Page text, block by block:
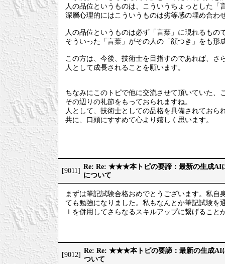
人の品位というものは、こういうちょっとした「
深層心理的にはこういうものは劣等感の埋め合わ
人の品位というものは必ず「言葉」に現れるもの
そういった「言葉」がその人の「顔つき」をも形
この方は、今後、技術士を目指すのであれば、
人として成長されることを願います。
ちなみにこのトピで他に交流させて頂いていた、
その辺りの礼節をもっておられますね。
人として、技術士としての品格を具備されておら
共に、口頭にすすめて心より嬉しく思います。
[9011]
Re: Re: ★★★本トピの要諦：最新の生成AI
について
まずは筆記試験合格おめでとうございます。私
ても勉強になりました。私もなんとか筆記試験を
Ｉを併用してさらなるスキルアップに繋げること
[9012]
Re: Re: ★★★本トピの要諦：最新の生成AI
ついて